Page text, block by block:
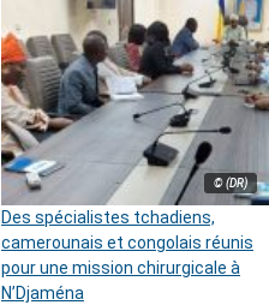
© (DR)
Des spécialistes tchadiens,
camerounais et congolais réunis
pour une mission chirurgicale à
N’Djaména